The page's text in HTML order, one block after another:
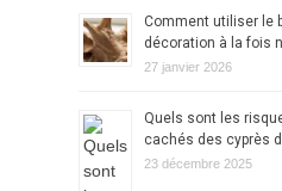
Comment utiliser le
décoration à la fois
27 janvier 2026
Quels sont les
cachés des cyprès
23 décembre 2025